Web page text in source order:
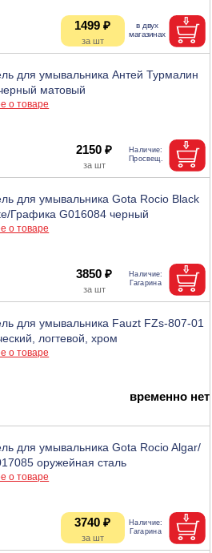
1499 ₽
для умывальника Антей Турмалин
матовый
о товаре
2150 ₽
для умывальника Gota Rocio Black
Графика G016084 черный
о товаре
3850 ₽
для умывальника Fauzt FZs-807-01
логтевой, хром
о товаре
временно нет
для умывальника Gota Rocio Algar/
оружейная сталь
о товаре
3740 ₽